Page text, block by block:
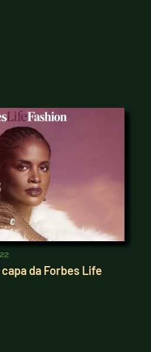
da Forbes Life